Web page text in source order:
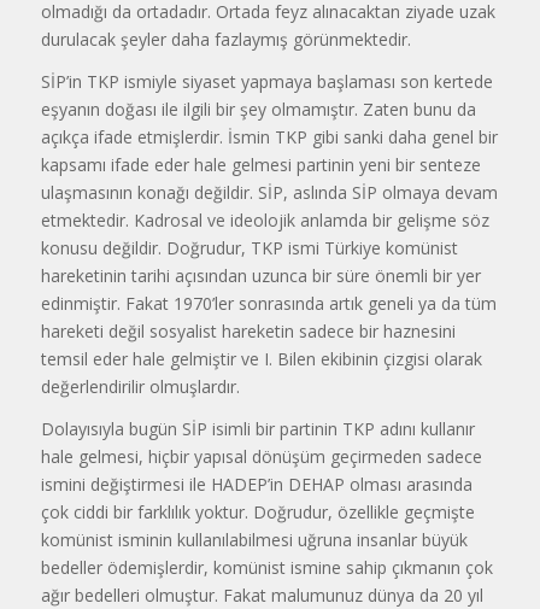
olmadığı da ortadadır. Ortada feyz alınacaktan ziyade uzak
durulacak şeyler daha fazlaymış görünmektedir.
SİP’in TKP ismiyle siyaset yapmaya başlaması son kertede
eşyanın doğası ile ilgili bir şey olmamıştır. Zaten bunu da
açıkça ifade etmişlerdir. İsmin TKP gibi sanki daha genel bir
kapsamı ifade eder hale gelmesi partinin yeni bir senteze
ulaşmasının konağı değildir. SİP, aslında SİP olmaya devam
etmektedir. Kadrosal ve ideolojik anlamda bir gelişme söz
konusu değildir. Doğrudur, TKP ismi Türkiye komünist
hareketinin tarihi açısından uzunca bir süre önemli bir yer
edinmiştir. Fakat 1970’ler sonrasında artık geneli ya da tüm
hareketi değil sosyalist hareketin sadece bir haznesini
temsil eder hale gelmiştir ve I. Bilen ekibinin çizgisi olarak
değerlendirilir olmuşlardır.
Dolayısıyla bugün SİP isimli bir partinin TKP adını kullanır
hale gelmesi, hiçbir yapısal dönüşüm geçirmeden sadece
ismini değiştirmesi ile HADEP’in DEHAP olması arasında
çok ciddi bir farklılık yoktur. Doğrudur, özellikle geçmişte
komünist isminin kullanılabilmesi uğruna insanlar büyük
bedeller ödemişlerdir, komünist ismine sahip çıkmanın çok
ağır bedelleri olmuştur. Fakat malumunuz dünya da 20 yıl